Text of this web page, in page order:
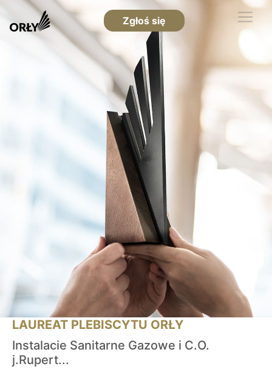
Zgłoś się
LAUREAT PLEBISCYTU ORŁY
Instalacie Sanitarne Gazowe i C.O.
j.Rupert...